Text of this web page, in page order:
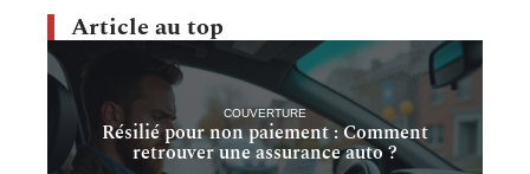
Article au top
COUVERTURE
Résilié pour non paiement : Comment
retrouver une assurance auto ?